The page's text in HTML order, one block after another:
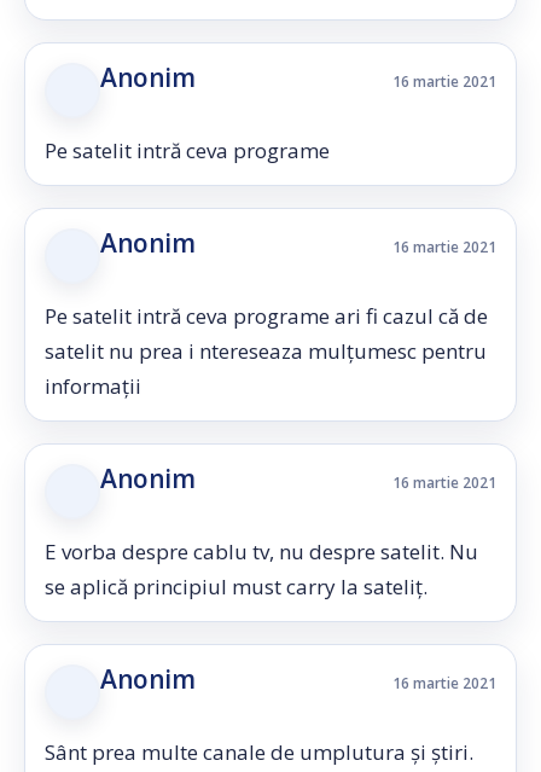
Anonim 16 martie 2021
Pe satelit intră ceva programe
Anonim 16 martie 2021
Pe satelit intră ceva programe ari fi cazul că de
satelit nu prea i ntereseaza mulțumesc pentru
informații
Anonim 16 martie 2021
E vorba despre cablu tv, nu despre satelit. Nu
se aplică principiul must carry la sateliț.
Anonim 16 martie 2021
Sânt prea multe canale de umplutura și știri.